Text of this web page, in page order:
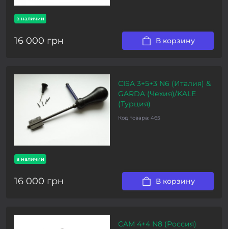
в наличии
16 000 грн В корзину
в наличии
CISA 3+5+3 N6 (Италия) &
GARDA (Чехия)/KALE
(Турция)
Код товара: 465
16 000 грн В корзину
CAM 4+4 N8 (Россия)